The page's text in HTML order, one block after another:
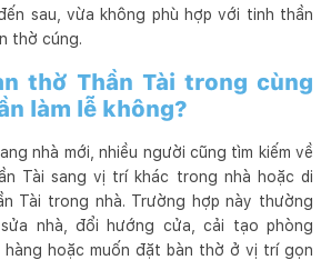
sau, vừa không phù hợp với tinh thần
thờ cúng.
thờ Thần Tài trong cùng
làm lễ không?
nhà mới, nhiều người cũng tìm kiếm về
Tài sang vị trí khác trong nhà hoặc di
Tài trong nhà. Trường hợp này thường
nhà, đổi hướng cửa, cải tạo phòng
hàng hoặc muốn đặt bàn thờ ở vị trí gọn